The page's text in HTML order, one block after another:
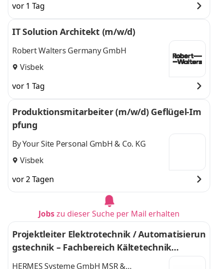
vor 1 Tag
IT Solution Architekt (m/w/d)
Robert Walters Germany GmbH
Visbek
vor 1 Tag
Produktionsmitarbeiter (m/w/d) Geflügel-Im
pfung
By Your Site Personal GmbH & Co. KG
Visbek
vor 2 Tagen
Jobszu dieser Suche per Mail erhalten
Projektleiter Elektrotechnik / Automatisierun
gstechnik – Fachbereich Kältetechnik
(m⁠/⁠w⁠/⁠d)
HERMES Systeme GmbH MSR &